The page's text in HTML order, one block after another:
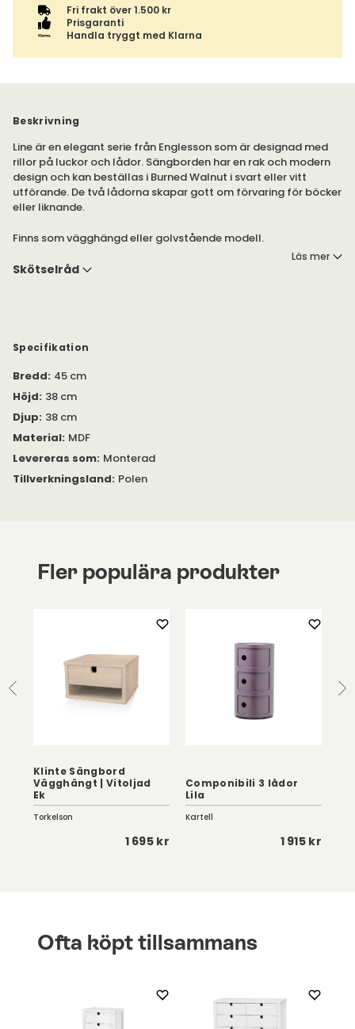
Fri frakt över 1.500 kr
Prisgaranti
Handla tryggt med Klarna
Beskrivning
Line är en elegant serie från Englesson som är designad med
rillor på luckor och lådor. Sängborden har en rak och modern
design och kan beställas i Burned Walnut i svart eller vitt
utförande. De två lådorna skapar gott om förvaring för böcker
eller liknande.
Finns som vägghängd eller golvstående modell.
Line sängbord kommer som vägghängd och fästs på en list.
I samma serie finns även bland annat skänkar, byråer,
Vänligen kontakta oss om du har några frågor.
Läs mer
Skötselråd
Specifikation
Bredd: 45 cm
Höjd: 38 cm
Djup: 38 cm
Material: MDF
Levereras som: Monterad
Tillverkningsland: Polen
Fler populära produkter
Klinte Sängbord
Vägghängt | Vitoljad
Ek
Torkelson
1 695 kr
Componibili 3 lådor
Lila
Kartell
1 915 kr
Ofta köpt tillsammans